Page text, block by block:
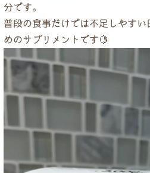
分です。
普段の食事だけでは不足しやす
めのサプリメントです🍋